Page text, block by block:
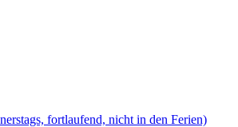
fortlaufend, nicht in den Ferien)